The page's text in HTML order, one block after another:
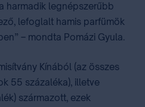
harmadik legnépszerűbb
lefoglalt hamis parfümök
– mondta Pomázi Gyula.
Kínából (az összes
55 százaléka), illetve
származott, ezek